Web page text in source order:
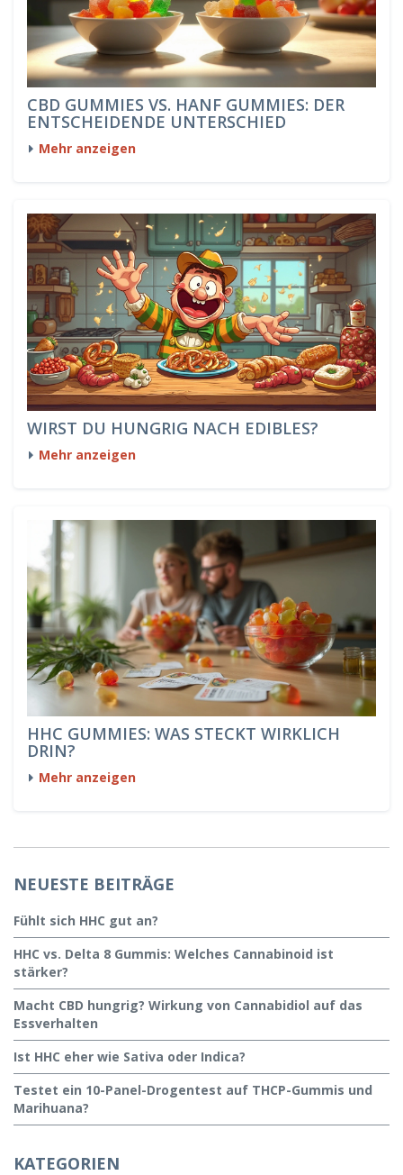
CBD GUMMIES VS. HANF GUMMIES: DER
ENTSCHEIDENDE UNTERSCHIED
Mehr anzeigen
WIRST DU HUNGRIG NACH EDIBLES?
Mehr anzeigen
HHC GUMMIES: WAS STECKT WIRKLICH
DRIN?
Mehr anzeigen
NEUESTE BEITRÄGE
Fühlt sich HHC gut an?
HHC vs. Delta 8 Gummis: Welches Cannabinoid ist
stärker?
Macht CBD hungrig? Wirkung von Cannabidiol auf das
Essverhalten
Ist HHC eher wie Sativa oder Indica?
Testet ein 10-Panel-Drogentest auf THCP-Gummis und
Marihuana?
KATEGORIEN